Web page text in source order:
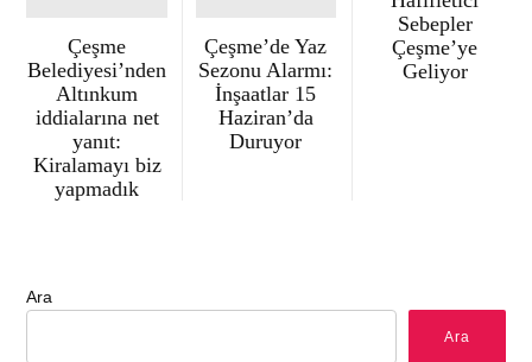
Çeşme
Belediyesi’nden
Altınkum
iddialarına net
yanıt:
Kiralamayı biz
yapmadık
Çeşme’de Yaz
Sezonu Alarmı:
İnşaatlar 15
Haziran’da
Duruyor
Sebepler
Çeşme’ye
Geliyor
Ara
Ara